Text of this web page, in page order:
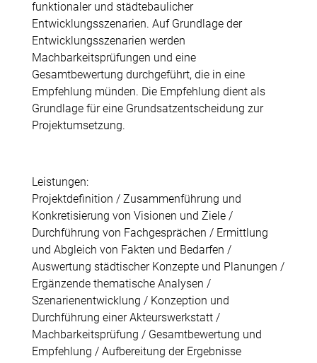
funktionaler und städtebaulicher
Entwicklungsszenarien. Auf Grundlage der
Entwicklungsszenarien werden
Machbarkeitsprüfungen und eine
Gesamtbewertung durchgeführt, die in eine
Empfehlung münden. Die Empfehlung dient als
Grundlage für eine Grundsatzentscheidung zur
Projektumsetzung.
Leistungen:
Projektdefinition / Zusammenführung und
Konkretisierung von Visionen und Ziele /
Durchführung von Fachgesprächen / Ermittlung
und Abgleich von Fakten und Bedarfen /
Auswertung städtischer Konzepte und Planungen /
Ergänzende thematische Analysen /
Szenarienentwicklung / Konzeption und
Durchführung einer Akteurswerkstatt /
Machbarkeitsprüfung / Gesamtbewertung und
Empfehlung / Aufbereitung der Ergebnisse